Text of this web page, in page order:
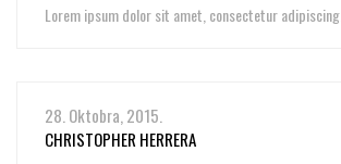
Lorem ipsum dolor sit amet, consectetur adipiscing...
28. Oktobra, 2015.
CHRISTOPHER HERRERA